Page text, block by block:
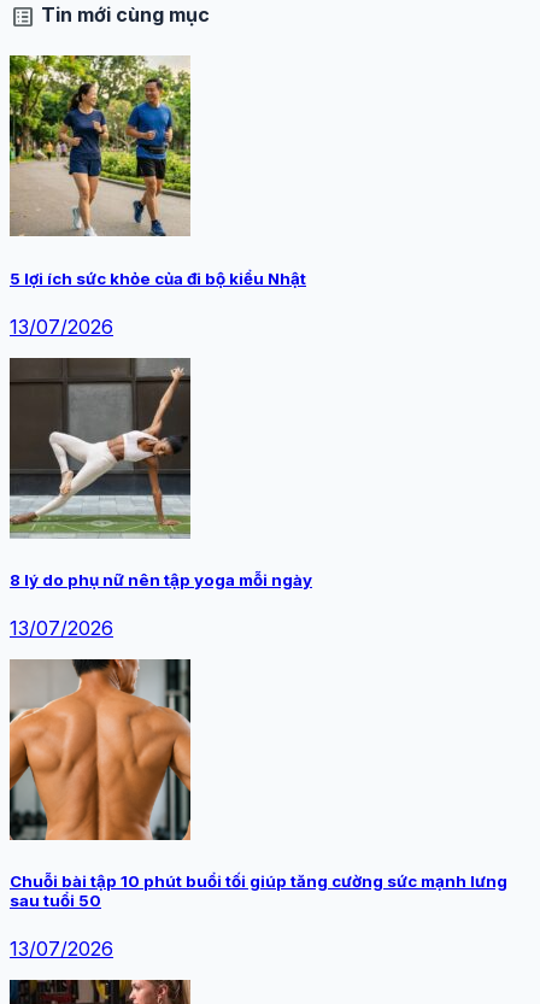
list_alt Tin mới cùng mục
5 lợi ích sức khỏe của đi bộ kiểu Nhật
13/07/2026
8 lý do phụ nữ nên tập yoga mỗi ngày
13/07/2026
Chuỗi bài tập 10 phút buổi tối giúp tăng cường sức mạnh lưng
sau tuổi 50
13/07/2026